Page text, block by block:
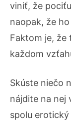
viniť, že
naopak, že
Faktom je, že
každom
Skúste niečo
nájdite na nej
spolu